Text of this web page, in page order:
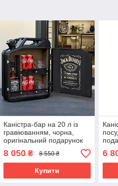
Каністра-бар на 20 л із
гравіюванням, чорна,
оригінальний подарунок
чоловікові, куму, батькові
8 050₴ 8 550 ₴
Купити
6